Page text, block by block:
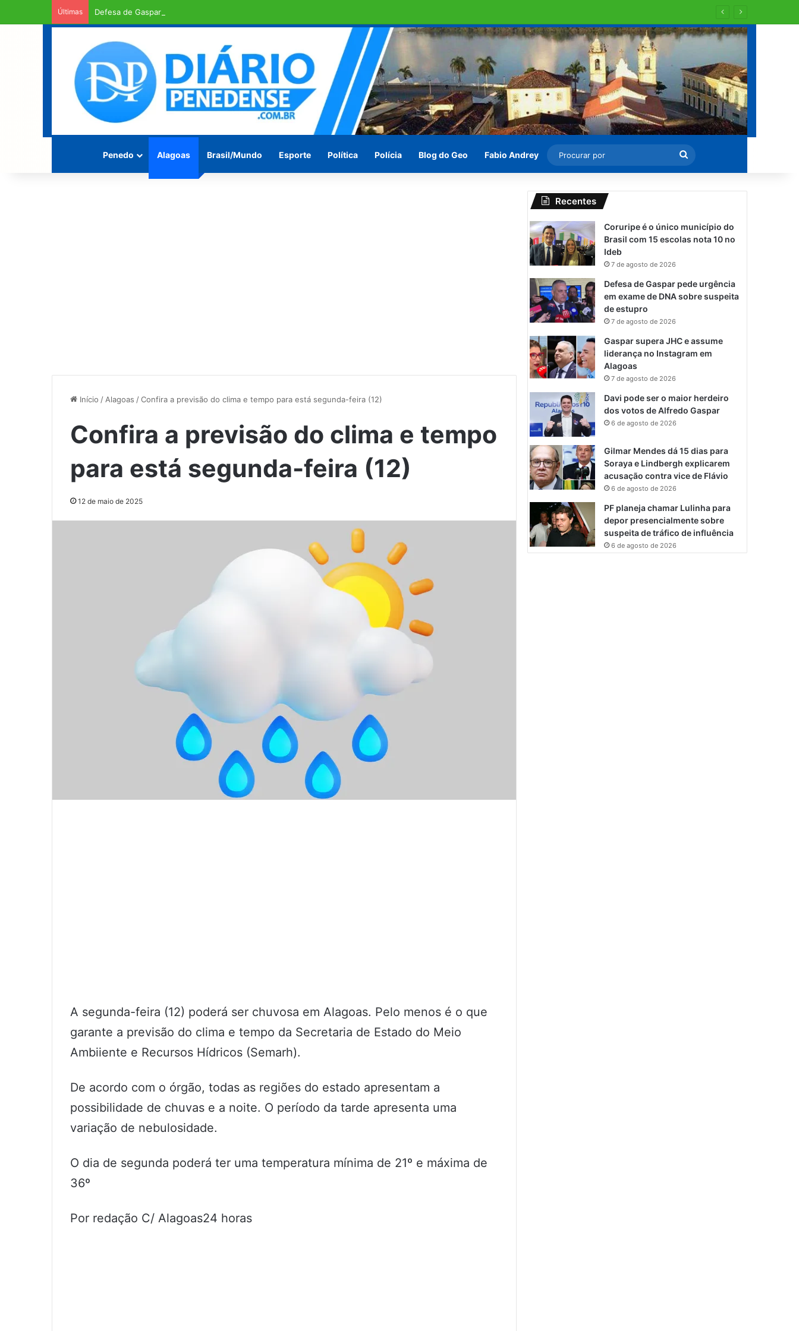
Últimas Defesa de Gaspar pede urgência em exame de DNA sobre suspeita de estupro
Penedo Alagoas Brasil/Mundo Esporte Política Polícia Blog do Geo Fabio Andrey
Procurar
por
Início / Alagoas /Confira a previsão do clima e tempo para está segunda-feira (12)
Confira a previsão do clima e tempo
para está segunda-feira (12)
12 de maio de 2025
A segunda-feira (12) poderá ser chuvosa em Alagoas. Pelo menos é o que
garante a previsão do clima e tempo da Secretaria de Estado do Meio
Ambiiente e Recursos Hídricos (Semarh).
De acordo com o órgão, todas as regiões do estado apresentam a
possibilidade de chuvas e a noite. O período da tarde apresenta uma
variação de nebulosidade.
O dia de segunda poderá ter uma temperatura mínima de 21º e máxima de
36º
Por redação C/ Alagoas24 horas
Recentes
Coruripe é o único município do
Brasil com 15 escolas nota 10 no
Ideb
7 de agosto de 2026
Defesa de Gaspar pede urgência
em exame de DNA sobre suspeita
de estupro
7 de agosto de 2026
Gaspar supera JHC e assume
liderança no Instagram em
Alagoas
7 de agosto de 2026
Davi pode ser o maior herdeiro
dos votos de Alfredo Gaspar
6 de agosto de 2026
Gilmar Mendes dá 15 dias para
Soraya e Lindbergh explicarem
acusação contra vice de Flávio
6 de agosto de 2026
PF planeja chamar Lulinha para
depor presencialmente sobre
suspeita de tráfico de influência
6 de agosto de 2026